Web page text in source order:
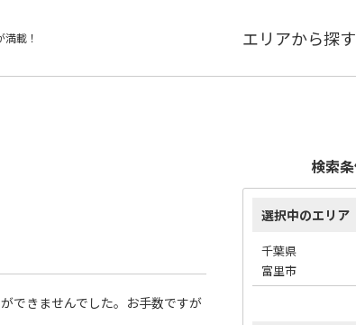
載！ エリアから探す
できませんでした。お手数ですが
検索
選択中のエリア
千葉県
富里市